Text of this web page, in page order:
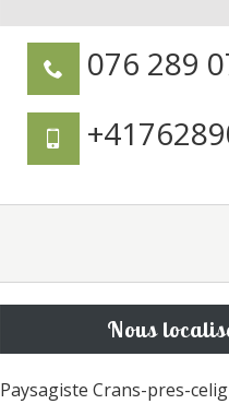
076 289
Nous
Paysagiste Crans-pres-